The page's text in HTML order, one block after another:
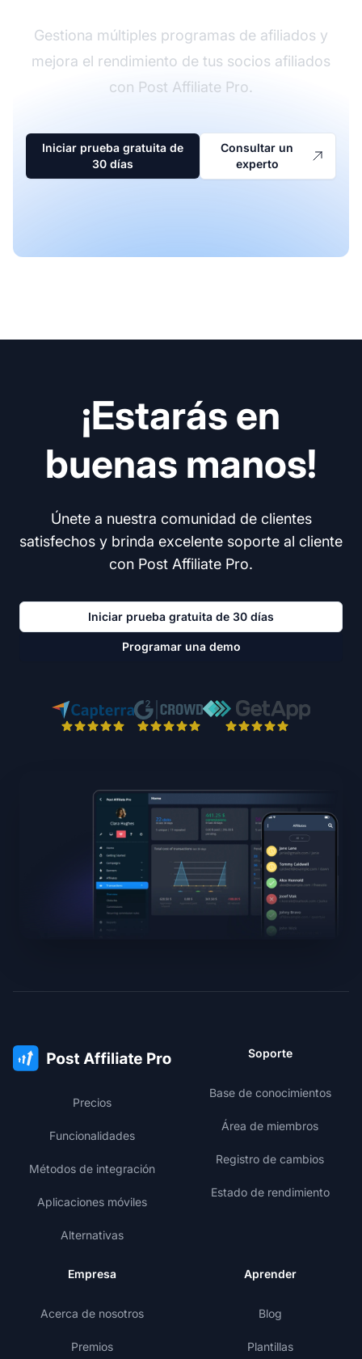
Gestiona múltiples programas de afiliados y
mejora el rendimiento de tus socios afiliados
con Post Affiliate Pro.
Iniciar prueba gratuita de
30 días
Consultar un
experto
¡Estarás en
buenas manos!
Únete a nuestra comunidad de clientes
satisfechos y brinda excelente soporte al cliente
con Post Affiliate Pro.
Iniciar prueba gratuita de 30 días
Programar una demo
Precios
Funcionalidades
Métodos de integración
Aplicaciones móviles
Alternativas
Soporte
Base de conocimientos
Área de miembros
Registro de cambios
Estado de rendimiento
Empresa
Acerca de nosotros
Premios
Aprender
Blog
Plantillas